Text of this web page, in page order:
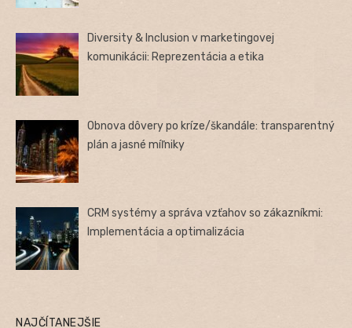
Diversity & Inclusion v marketingovej
komunikácii: Reprezentácia a etika
Obnova dôvery po kríze/škandále: transparentný
plán a jasné míľniky
CRM systémy a správa vzťahov so zákazníkmi:
Implementácia a optimalizácia
NAJČÍTANEJŠIE